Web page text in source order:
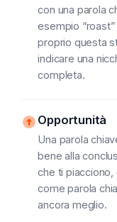
con una parola
esempio “roast”
proprio questa
indicare una
completa.
Opportunità
Una parola
bene alla
che ti piacciono,
come parola
ancora meglio.